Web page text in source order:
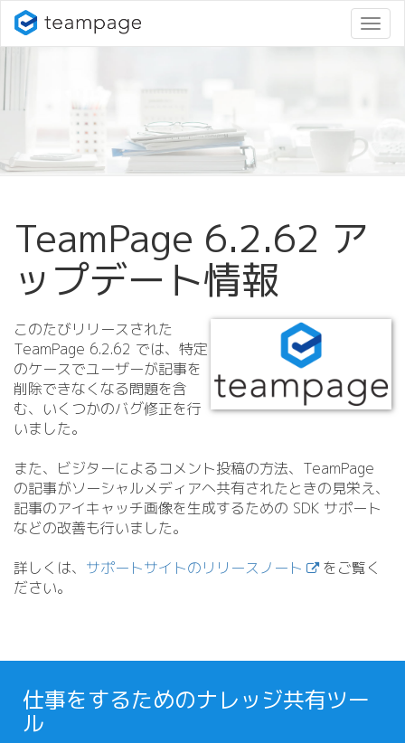
ナ
ビ
TeamPage 6.2.62 ア
ップデート情報
このたびリリースされた
TeamPage 6.2.62 では、特定
のケースでユーザーが記事を
削除できなくなる問題を含
む、いくつかのバグ修正を行
いました。
また、ビジターによるコメント投稿の方法、TeamPage
の記事がソーシャルメディアへ共有されたときの見栄え、
記事のアイキャッチ画像を生成するための SDK サポート
などの改善も行いました。
詳しくは、 サポートサイトのリリースノート
をご覧く
ださい。
仕事をするためのナレッジ共有ツー
ル